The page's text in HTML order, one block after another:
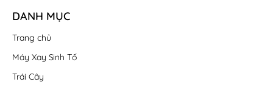
DANH MỤC
Trang chủ
Máy Xay Sinh Tố
Trái Cây